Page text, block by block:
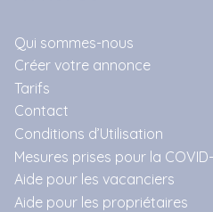
Qui sommes-nous
Créer votre annonce
Tarifs
Contact
Conditions d’Utilisation
Mesures prises pour la COVID-
Aide pour les vacanciers
Aide pour les propriétaires